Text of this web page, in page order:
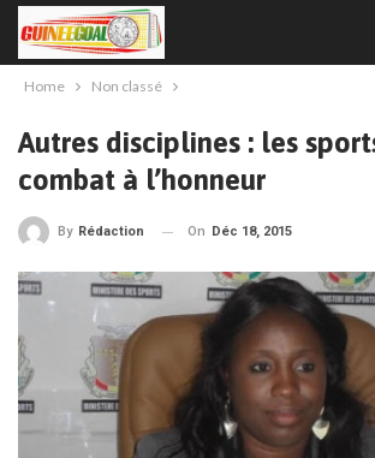
Home Non classé
Autres disciplines : les
combat à l’honneur
By Rédaction On Déc 18, 2015